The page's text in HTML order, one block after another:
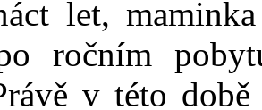
let,
ročním
v této